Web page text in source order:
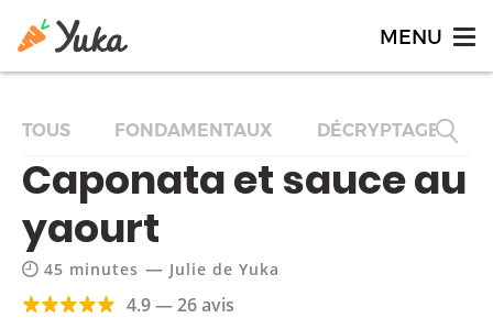
TOUS FONDAMENTAUX DÉCRYPTAGES
Caponata et sauce au
yaourt
45 minutes — Julie de Yuka
4.9 — 26 avis